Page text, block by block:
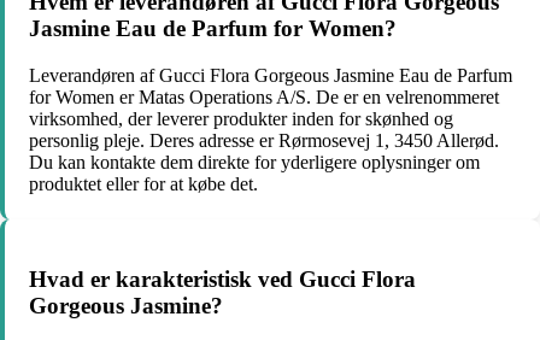
Jasmine Eau de Parfum for Women?
Leverandøren af Gucci Flora Gorgeous Jasmine Eau de Parfum
for Women er Matas Operations A/S. De er en velrenommeret
virksomhed, der leverer produkter inden for skønhed og
personlig pleje. Deres adresse er Rørmosevej 1, 3450 Allerød.
Du kan kontakte dem direkte for yderligere oplysninger om
produktet eller for at købe det.
Hvad er karakteristisk ved Gucci Flora
Gorgeous Jasmine?